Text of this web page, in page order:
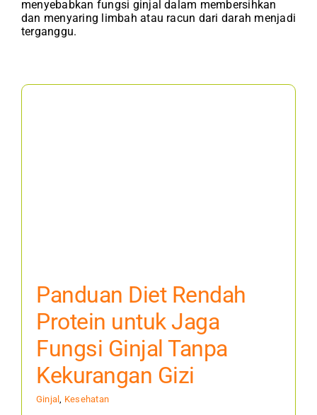
Company Profile
menyebabkan fungsi ginjal dalam membersihkan
dan menyaring limbah atau racun dari darah menjadi
terganggu.
Panduan Diet Rendah
Protein untuk Jaga
Fungsi Ginjal Tanpa
Kekurangan Gizi
Ginjal, Kesehatan